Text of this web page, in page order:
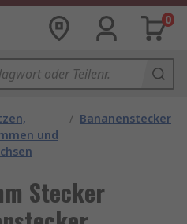
0
und
/ Bananenstecker
Stecker